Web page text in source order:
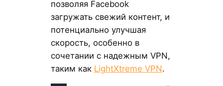
позволяя Facebook
загружать свежий контент, и
потенциально улучшая
скорость, особенно в
сочетании с надежным VPN,
таким как LightXtreme VPN.